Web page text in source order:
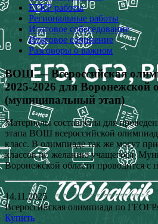
ЕГКР работы
Региональные работы
Итоговое собеседование
Итоговое сочинение
Разговоры о важном
ВОШ — Всероссийская
2025-2026 для Воронежской
(муниципальный этап)
Материалы составлены для
этапа ВОШ всероссийской
класс. В олимпиаде так же могут
классов по желанию учащегося.
Воронежской области проводится с
14.11.2025
Всероссийская олимпиада по
Купить